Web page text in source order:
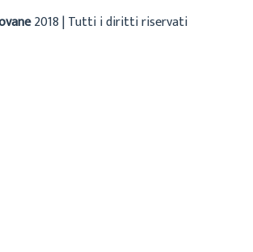
2018 | Tutti i diritti riservati